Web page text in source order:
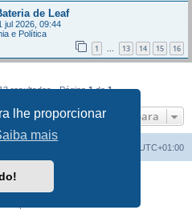
lhe proporcionar
mais
de Leaf
jul 2026, 09:44
e Política
1 ... 13 14 15 16
resultados • Página1de1
Ir para
UTC+01:00
Software © phpBB Limited
phpBB Portugal